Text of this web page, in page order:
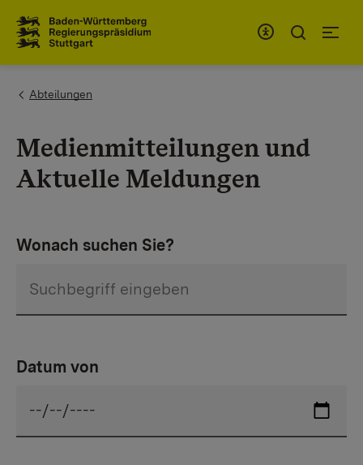
You are here:
Abteilungen
Medienmitteilungen und
Aktuelle Meldungen
Wonach suchen Sie?
Datum von